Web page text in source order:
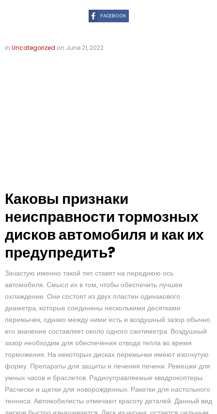
FACEBOOK
in Uncategorized on June 21, 2022
Каковы признаки
неисправности тормозных
дисков автомобиля и как их
предупредить?
Зачастую именно такой тип ставят на переднюю ось
автомобиля. Смысл их в том, чтобы обеспечить лучшее
охлаждение. Они состоят из двух пластин одинакового
диаметра, которые соединены несколькими десятками
перемычек, однако между ними есть и воздушный зазор обычно
его значение составляет около одного сантиметра. Воздушный
зазор необходим для обеспечения отвода тепла во время
торможения. На некоторых дисках перемычки имеют изогнутую
форму. Препараты для защиты и лечения печени. Ремешки для
умных часов и браслетов. Радиоуправляемые квадрокоптеры.
Расчески и щетки для новорожденных. Ракетки для настольного
тенниса. Автомобилисты отмечают красоту деталей. Данный вид